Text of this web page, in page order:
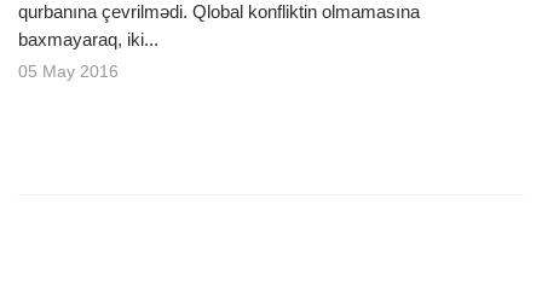
qurbanına çevrilmədi. Qlobal konfliktin olmamasına
baxmayaraq, iki...
05 May 2016